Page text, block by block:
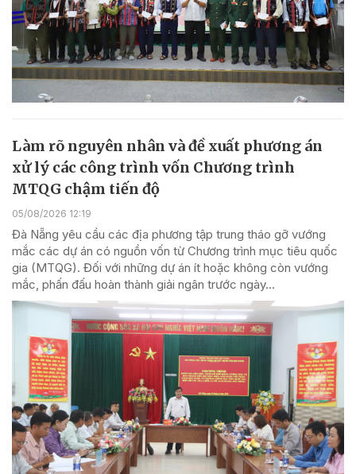
Làm rõ nguyên nhân và đề xuất phương án
xử lý các công trình vốn Chương trình
MTQG chậm tiến độ
05/08/2026 12:19
Đà Nẵng yêu cầu các địa phương tập trung tháo gỡ vướng
mắc các dự án có nguồn vốn từ Chương trình mục tiêu quốc
gia (MTQG). Đối với những dự án ít hoặc không còn vướng
mắc, phấn đấu hoàn thành giải ngân trước ngày...